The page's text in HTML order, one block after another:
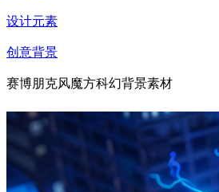
设计元素
创意背景
赛博朋克风魔方科幻背景素材